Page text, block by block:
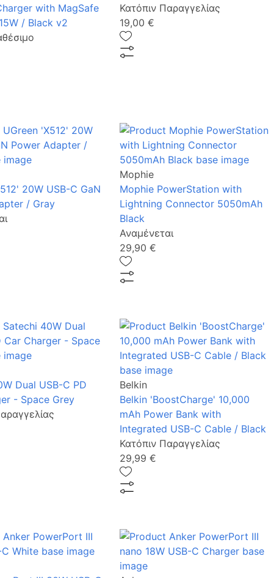
with MagSafe
/ Black v2
Κατόπιν Παραγγελίας
19,00 €
20W USB-C GaN
/ Gray
Mophie
Mophie PowerStation with
Lightning Connector 5050mAh
Black
Αναμένεται
29,90 €
Dual USB-C PD
- Space Grey
Belkin
Belkin 'BoostCharge' 10,000
mAh Power Bank with
Integrated USB-C Cable / Black
Κατόπιν Παραγγελίας
29,99 €